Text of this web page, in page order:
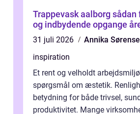
Trappevask aalborg sådan får du rene
og indbydende opgange
31 juli 2026
Annika
inspiration
Et rent og velholdt
spørgsmål om æstetik.
betydning for både trivsel,
produktivitet. Mange